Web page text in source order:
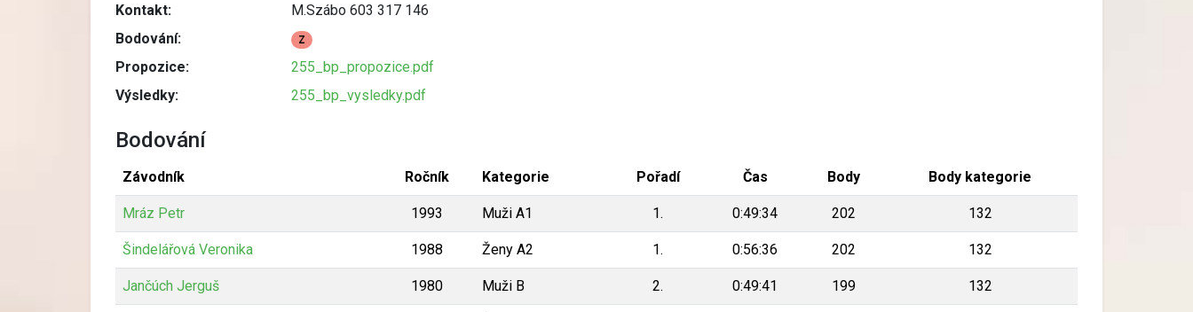
Kontakt:
M.Szábo 603 317 146
Bodování:
Z
Propozice:
255_bp_propozice.pdf
Výsledky:
255_bp_vysledky.pdf
Bodování
Závodník Ročník Kategorie Pořadí Čas Body Body kategorie
Mráz Petr 1993 Muži A1 1. 0:49:34 202 132
Šindelářová Veronika 1988 Ženy A2 1. 0:56:36 202 132
Jančúch Jerguš 1980 Muži B 2. 0:49:41 199 132